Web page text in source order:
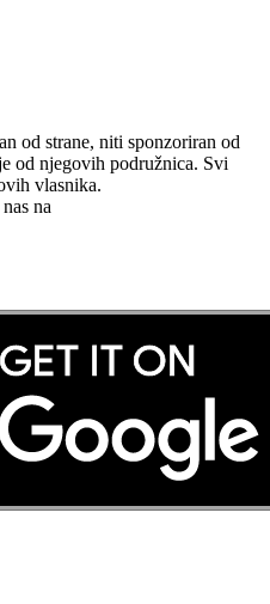
od strane, niti sponzoriran od
od njegovih podružnica. Svi
vlasnika.
na